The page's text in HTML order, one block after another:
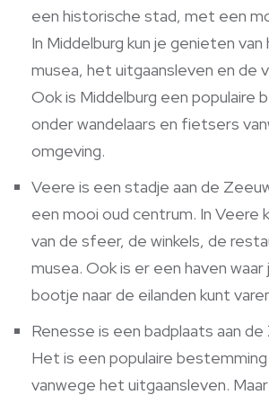
een historische stad, met een
In Middelburg kun je genieten
musea, het uitgaansleven en de
Ook is Middelburg een populaire
onder wandelaars en fietsers
omgeving.
Veere is een stadje aan de
een mooi oud centrum. In Veere
van de sfeer, de winkels, de
musea. Ook is er een haven
bootje naar de eilanden kunt
Renesse is een badplaats aan
Het is een populaire
vanwege het uitgaansleven.